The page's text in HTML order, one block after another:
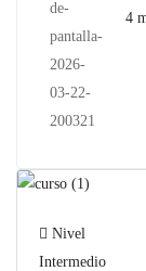
4
Nivel
Intermedio